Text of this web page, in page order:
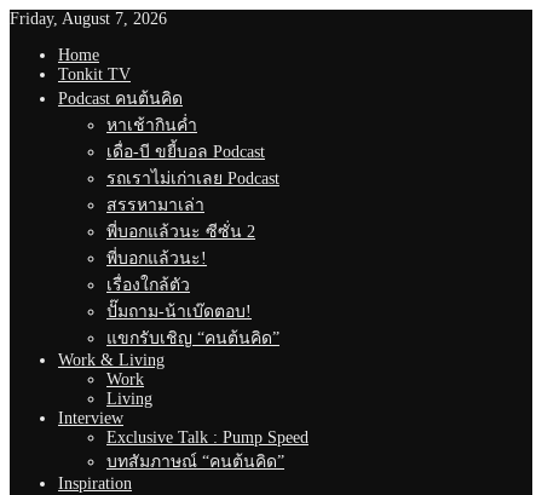
Friday, August 7, 2026
Home
Tonkit TV
Podcast คนต้นคิด
หาเช้ากินค่ำ
เดื่อ-บี ขยี้บอล Podcast
รถเราไม่เก่าเลย Podcast
สรรหามาเล่า
พี่บอกแล้วนะ ซีซั่น 2
พี่บอกแล้วนะ!
เรื่องใกล้ตัว
ปั๊มถาม-น้าเบ๊ดตอบ!
แขกรับเชิญ “คนต้นคิด”
Work & Living
Work
Living
Interview
Exclusive Talk : Pump Speed
บทสัมภาษณ์ “คนต้นคิด”
Inspiration